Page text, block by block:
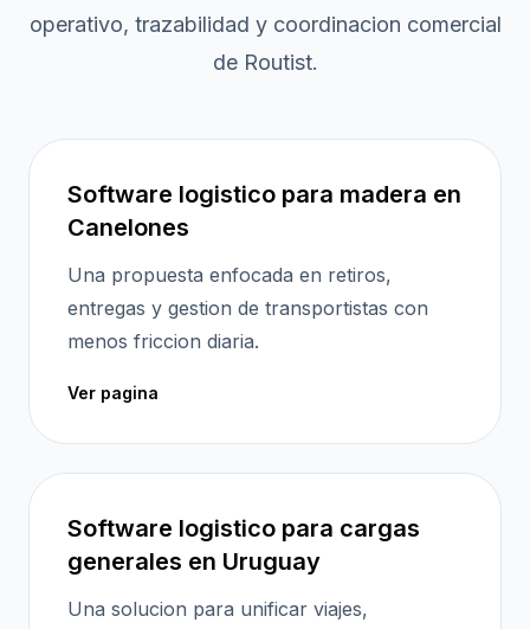
operativo, trazabilidad y coordinacion comercial
de Routist.
Software logistico para madera en
Canelones
Una propuesta enfocada en retiros,
entregas y gestion de transportistas con
menos friccion diaria.
Ver pagina
Software logistico para cargas
generales en Uruguay
Una solucion para unificar viajes,